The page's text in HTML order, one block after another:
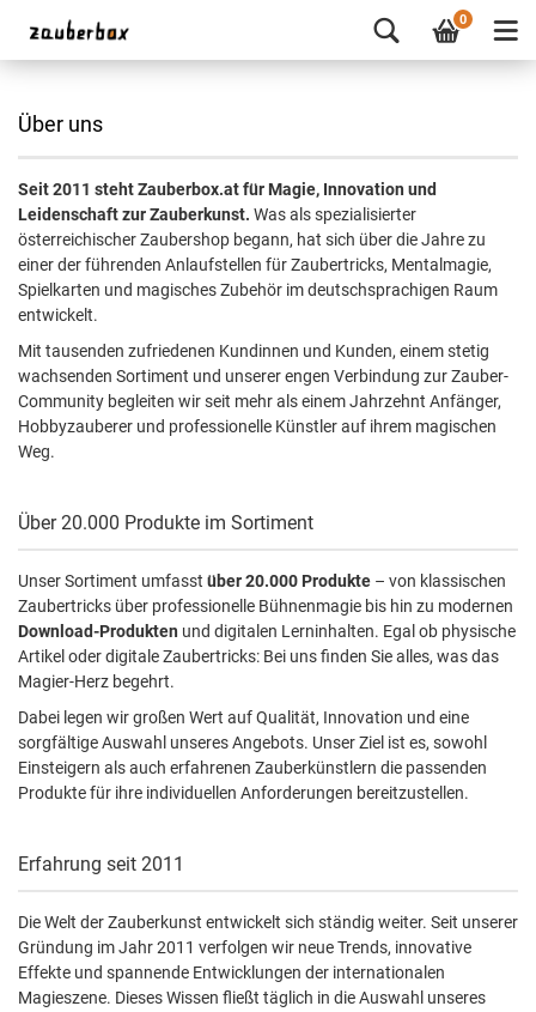
0
Über uns
Seit 2011 steht Zauberbox.at für Magie, Innovation und
Leidenschaft zur Zauberkunst. Was als spezialisierter
österreichischer Zaubershop begann, hat sich über die Jahre zu
einer der führenden Anlaufstellen für Zaubertricks, Mentalmagie,
Spielkarten und magisches Zubehör im deutschsprachigen Raum
entwickelt.
Mit tausenden zufriedenen Kundinnen und Kunden, einem stetig
wachsenden Sortiment und unserer engen Verbindung zur Zauber-
Community begleiten wir seit mehr als einem Jahrzehnt Anfänger,
Hobbyzauberer und professionelle Künstler auf ihrem magischen
Weg.
Über 20.000 Produkte im Sortiment
Unser Sortiment umfasst über 20.000 Produkte – von klassischen
Zaubertricks über professionelle Bühnenmagie bis hin zu modernen
Download-Produkten und digitalen Lerninhalten. Egal ob physische
Artikel oder digitale Zaubertricks: Bei uns finden Sie alles, was das
Magier-Herz begehrt.
Dabei legen wir großen Wert auf Qualität, Innovation und eine
sorgfältige Auswahl unseres Angebots. Unser Ziel ist es, sowohl
Einsteigern als auch erfahrenen Zauberkünstlern die passenden
Produkte für ihre individuellen Anforderungen bereitzustellen.
Erfahrung seit 2011
Die Welt der Zauberkunst entwickelt sich ständig weiter. Seit unserer
Gründung im Jahr 2011 verfolgen wir neue Trends, innovative
Effekte und spannende Entwicklungen der internationalen
Magieszene. Dieses Wissen fließt täglich in die Auswahl unseres